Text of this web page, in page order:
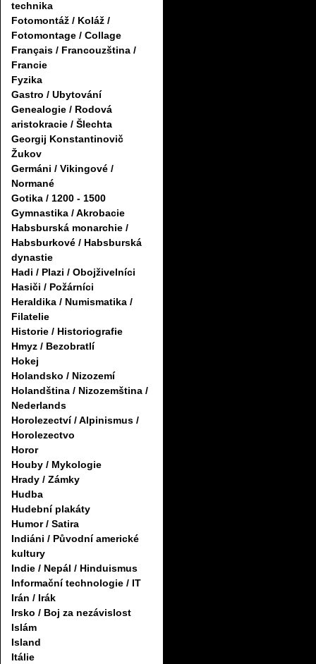
technika
Fotomontáž / Koláž /
Fotomontage / Collage
Français / Francouzština /
Francie
Fyzika
Gastro / Ubytování
Genealogie / Rodová
aristokracie / Šlechta
Georgij Konstantinovič
Žukov
Germáni / Vikingové /
Normané
Gotika / 1200 - 1500
Gymnastika / Akrobacie
Habsburská monarchie /
Habsburkové / Habsburská
dynastie
Hadi / Plazi / Obojživelníci
Hasiči / Požárníci
Heraldika / Numismatika /
Filatelie
Historie / Historiografie
Hmyz / Bezobratlí
Hokej
Holandsko / Nizozemí
Holandština / Nizozemština /
Nederlands
Horolezectví / Alpinismus /
Horolezectvo
Horor
Houby / Mykologie
Hrady / Zámky
Hudba
Hudební plakáty
Humor / Satira
Indiáni / Původní americké
kultury
Indie / Nepál / Hinduismus
Informační technologie / IT
Irán / Irák
Irsko / Boj za nezávislost
Islám
Island
Itálie